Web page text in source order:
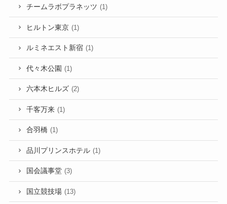
チームラボプラネッツ (1)
ヒルトン東京 (1)
ルミネエスト新宿 (1)
代々木公園 (1)
六本木ヒルズ (2)
千客万来 (1)
合羽橋 (1)
品川プリンスホテル (1)
国会議事堂 (3)
国立競技場 (13)